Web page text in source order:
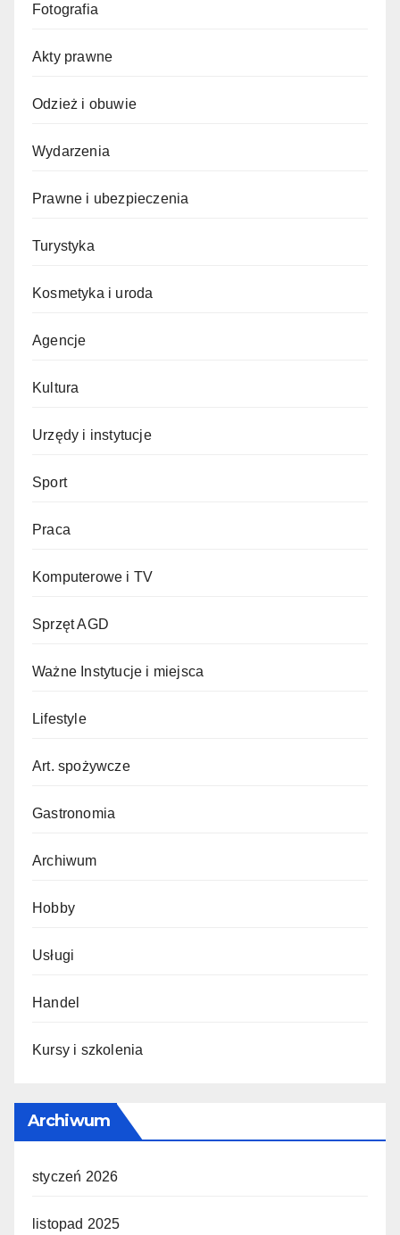
Fotografia
Akty prawne
Odzież i obuwie
Wydarzenia
Prawne i ubezpieczenia
Turystyka
Kosmetyka i uroda
Agencje
Kultura
Urzędy i instytucje
Sport
Praca
Komputerowe i TV
Sprzęt AGD
Ważne Instytucje i miejsca
Lifestyle
Art. spożywcze
Gastronomia
Archiwum
Hobby
Usługi
Handel
Kursy i szkolenia
Archiwum
styczeń 2026
listopad 2025